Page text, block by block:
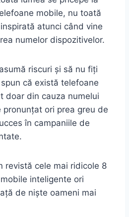
mobile, nu toată
atunci când vine
numelor dispozitivelor.
riscuri și să nu fiți
că există telefoane
doar din cauza numelui
pronunțat ori prea greu de
în campaniile de
revistă cele mai ridicole 8
inteligente ori
de niște oameni mai